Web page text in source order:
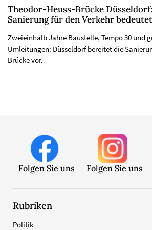
Theodor-Heuss-Brücke
Sanierung für den Verkehr bedeutet
Zweieinhalb Jahre Baustelle, Tempo 30 und
Umleitungen: Düsseldorf bereitet die
Brücke vor.
Folgen Sie uns Folgen Sie uns
Rubriken
Politik